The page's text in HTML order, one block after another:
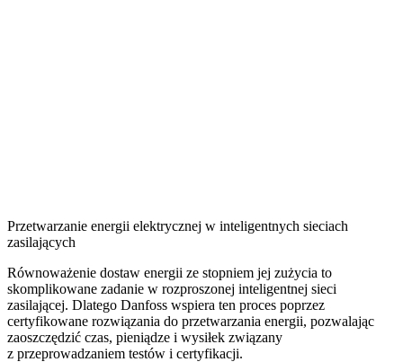
Przetwarzanie energii elektrycznej w inteligentnych sieciach
zasilających
Równoważenie dostaw energii ze stopniem jej zużycia to
skomplikowane zadanie w rozproszonej inteligentnej sieci
zasilającej. Dlatego Danfoss wspiera ten proces poprzez
certyfikowane rozwiązania do przetwarzania energii, pozwalając
zaoszczędzić czas, pieniądze i wysiłek związany
z przeprowadzaniem testów i certyfikacji.